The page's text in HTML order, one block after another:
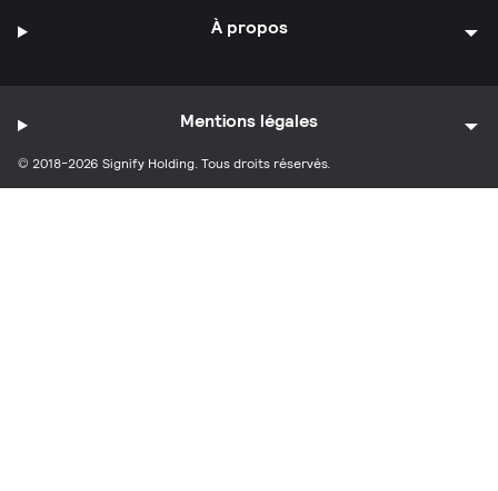
À propos
© 2018-2026 Signify Holding. Tous droits réservés.
Mentions légales